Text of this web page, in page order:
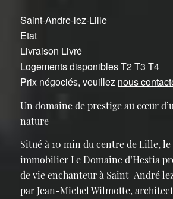
Saint-Andre-lez-Lille
Etat
Livraison Livré
Logements disponibles T2 T3 T4
Prix négociés, veuillez nous
Un domaine de prestige au cœur
nature
Situé à 10 min du centre de Lille,
immobilier Le Domaine d’Hestia
de vie enchanteur à Saint-André
par Jean-Michel Wilmotte,